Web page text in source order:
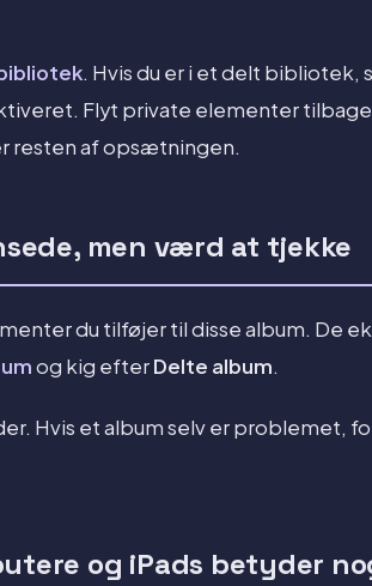
. Hvis du er i et delt bibliotek,
Flyt private elementer
resten af opsætningen.
men værd at tjekke
du tilføjer til disse album. De
og kig efterDelte album.
Hvis et album selv er problemet,
og iPads betyder